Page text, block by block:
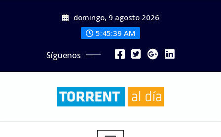
domingo, 9 agosto 2026
5:45:40 AM
Síguenos